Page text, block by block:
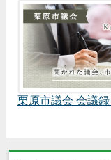
栗原市議会 会議